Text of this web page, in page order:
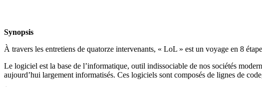
Synopsis
À travers les entretiens de quatorze intervenants, « LoL » est un voyage en 8
Le logiciel est la base de l’informatique, outil indissociable de nos sociétés
aujourd’hui largement informatisés. Ces logiciels sont composés de lignes de